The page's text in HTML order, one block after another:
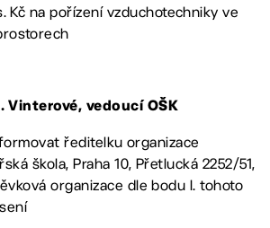
Kč na pořízení vzduchotechniky ve
Vinterové, vedoucí OŠK
ředitelku organizace
škola, Praha 10, Přetlucká 2252/51,
organizace dle bodu I. tohoto